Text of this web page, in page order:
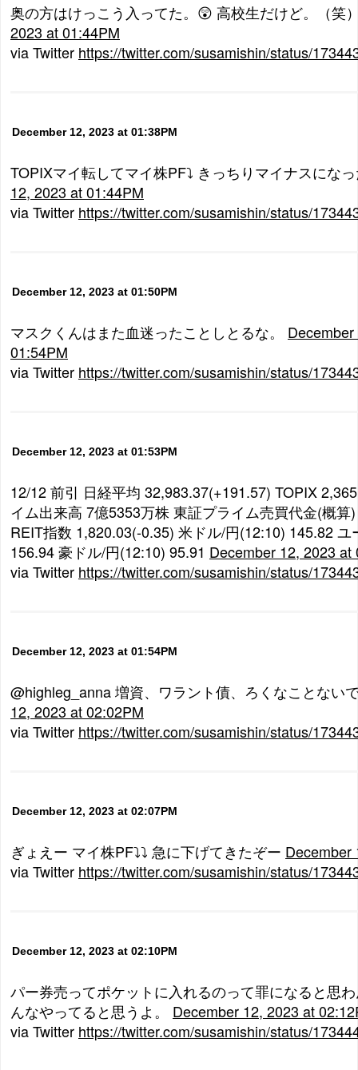
奥の方はけっこう入ってた。😲 高校生だけど。（笑
2023 at 01:44PM
via Twitter https://twitter.com/susamishin/status/
December 12, 2023 at 01:38PM
TOPIXマイ転してマイ株PF⤵ きっちりマイナスにな
12, 2023 at 01:44PM
via Twitter https://twitter.com/susamishin/status/
December 12, 2023 at 01:50PM
マスクくんはまた血迷ったことしとるな。
01:54PM
via Twitter https://twitter.com/susamishin/status/
December 12, 2023 at 01:53PM
12/12 前引 日経平均 32,983.37(+191.57) TOPIX
イム出来高 7億5353万株 東証プライム売買代金(概算
REIT指数 1,820.03(-0.35) 米ドル/円(12:10) 145.82 ユ
156.94 豪ドル/円(12:10) 95.91 December 12, 2023 at
via Twitter https://twitter.com/susamishin/status/
December 12, 2023 at 01:54PM
@highleg_anna 増資、ワラント債、ろくなことない
12, 2023 at 02:02PM
via Twitter https://twitter.com/susamishin/status/
December 12, 2023 at 02:07PM
ぎょえー マイ株PF⤵⤵ 急に下げてきたぞー December
via Twitter https://twitter.com/susamishin/status/
December 12, 2023 at 02:10PM
パー券売ってポケットに入れるのって罪になると思
んなやってると思うよ。 December 12, 2023 at
via Twitter https://twitter.com/susamishin/status/